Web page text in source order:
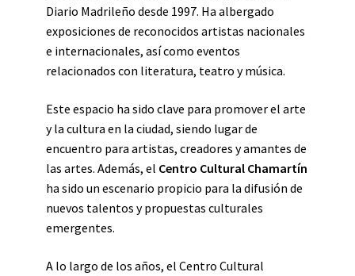
Diario Madrileño desde 1997. Ha albergado
exposiciones de reconocidos artistas nacionales
e internacionales, así como eventos
relacionados con literatura, teatro y música.
Este espacio ha sido clave para promover el arte
y la cultura en la ciudad, siendo lugar de
encuentro para artistas, creadores y amantes de
las artes. Además, el Centro Cultural Chamartín
ha sido un escenario propicio para la difusión de
nuevos talentos y propuestas culturales
emergentes.
A lo largo de los años, el Centro Cultural